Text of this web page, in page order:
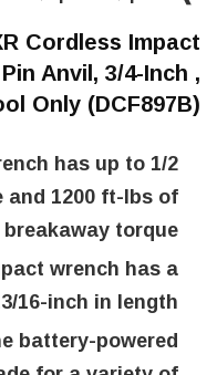
Cordless Impact
Anvil, 3/4-Inch ,
Only (DCF897B)
has up to
and 1200 ft-lbs of
breakaway torque
wrench has a
16-inch in length
battery-powered